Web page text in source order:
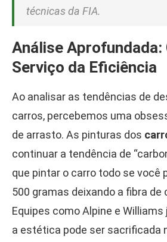
técnicas da FIA.
Análise Aprofundada:
Serviço da Eficiência
Ao analisar as tendências de
carros, percebemos uma
de arrasto. As pinturas dos
continuar a tendência de
que pintar o carro todo se você
500 gramas deixando a fibra de
Equipes como Alpine e
a estética pode ser sacrificada